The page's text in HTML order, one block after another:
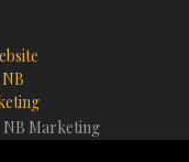
NB Marketing